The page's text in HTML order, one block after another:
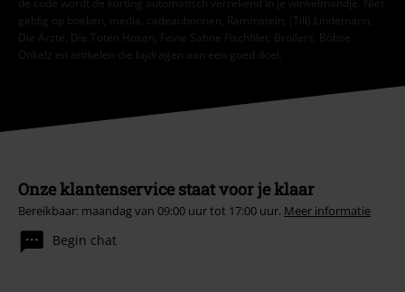
geldig op boeken, media, cadeaubonnen, Rammstein, (Till) Lindemann,
Die Ärzte, Die Toten Hosen, Feine Sahne Fischfilet, Broilers, Böhse
Onkelz en artikelen die bijdragen aan een goed doel.
Onze klantenservice staat voor je klaar
Bereikbaar: maandag van 09:00 uur tot 17:00 uur. Meer informatie
Begin chat